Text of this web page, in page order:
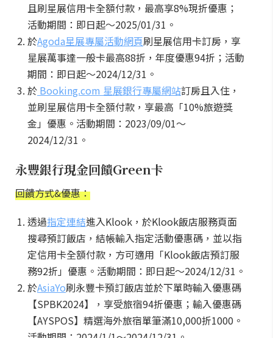
且刷星展信用卡全額付款，最高享8%現折優惠；
活動期間：即日起～2025/01/31。
於Agoda星展專屬活動網頁刷星展信用卡訂房，享
星展萬事達一般卡最高88折，年度優惠94折；活動
期間：即日起～2024/12/31。
於 Booking.com 星展銀行專屬網站訂房且入住，
並刷星展信用卡全額付款，享最高「10%旅遊獎
金」優惠。活動期間：2023/09/01～
2024/12/31。
永豐銀行現金回饋Green卡
回饋方式&優惠：
透過指定連結進入Klook，於Klook飯店服務頁面
搜尋預訂飯店，結帳輸入指定活動優惠碼，並以指
定信用卡全額付款，方可適用「Klook飯店預訂服
務92折」優惠。活動期間：即日起～2024/12/31。
於AsiaYo刷永豐卡預訂飯店並於下單時輸入優惠碼
【SPBK2024】，享受旅宿94折優惠；輸入優惠碼
【AYSPOS】精選海外旅宿單筆滿10,000折1000。